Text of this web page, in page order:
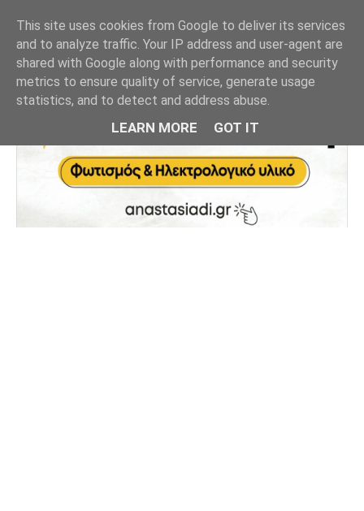
This site uses cookies from Google to deliver its services
and to analyze traffic. Your IP address and user-agent are
shared with Google along with performance and security
metrics to ensure quality of service, generate usage
statistics, and to detect and address abuse.
LEARN MORE GOT IT